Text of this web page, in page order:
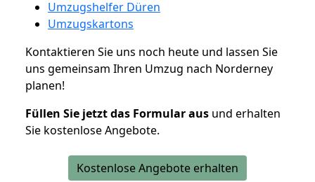
Umzugshelfer Düren
Umzugskartons
Kontaktieren Sie uns noch heute und lassen Sie
uns gemeinsam Ihren Umzug nach Norderney
planen!
Füllen Sie jetzt das Formular aus und erhalten
Sie kostenlose Angebote.
Kostenlose Angebote erhalten